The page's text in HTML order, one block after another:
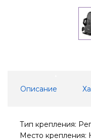
Описание
Тип крепления:
Место крепления: